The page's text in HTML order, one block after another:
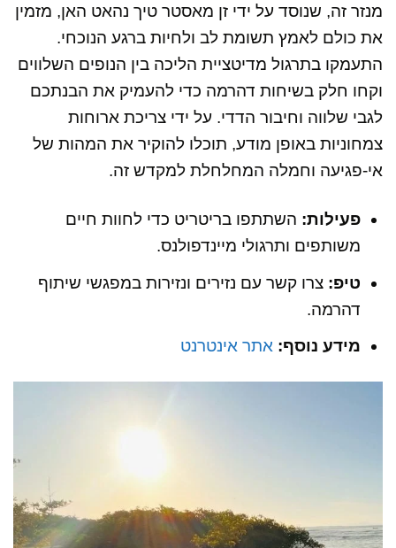
מנזר זה, שנוסד על ידי זן מאסטר טיך נהאט האן, מזמין
את כולם לאמץ תשומת לב ולחיות ברגע הנוכחי.
התעמקו בתרגול מדיטציית הליכה בין הנופים השלווים
וקחו חלק בשיחות דהרמה כדי להעמיק את הבנתכם
לגבי שלווה וחיבור הדדי. על ידי צריכת ארוחות
צמחוניות באופן מודע, תוכלו להוקיר את המהות של
אי-פגיעה וחמלה המחלחלת למקדש זה.
פעילות: השתתפו בריטריט כדי לחוות חיים
משותפים ותרגולי מיינדפולנס.
טיפ: צרו קשר עם נזירים ונזירות במפגשי שיתוף
דהרמה.
מידע נוסף: אתר אינטרנט